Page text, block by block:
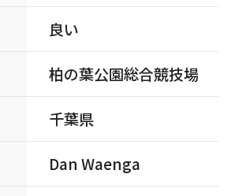
良い
柏の葉公園総合競技場
千葉県
Dan Waenga